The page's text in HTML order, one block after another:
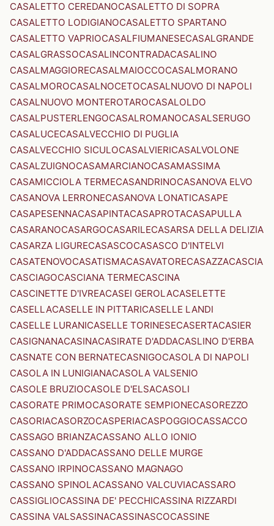
CASALETTO CEREDANOCASALETTO DI SOPRA
CASALETTO LODIGIANOCASALETTO SPARTANO
CASALETTO VAPRIOCASALFIUMANESECASALGRANDE
CASALGRASSOCASALINCONTRADACASALINO
CASALMAGGIORECASALMAIOCCOCASALMORANO
CASALMOROCASALNOCETOCASALNUOVO DI NAPOLI
CASALNUOVO MONTEROTAROCASALOLDO
CASALPUSTERLENGOCASALROMANOCASALSERUGO
CASALUCECASALVECCHIO DI PUGLIA
CASALVECCHIO SICULOCASALVIERICASALVOLONE
CASALZUIGNOCASAMARCIANOCASAMASSIMA
CASAMICCIOLA TERMECASANDRINOCASANOVA ELVO
CASANOVA LERRONECASANOVA LONATICASAPE
CASAPESENNACASAPINTACASAPROTACASAPULLA
CASARANOCASARGOCASARILECASARSA DELLA DELIZIA
CASARZA LIGURECASASCOCASASCO D'INTELVI
CASATENOVOCASATISMACASAVATORECASAZZACASCIA
CASCIAGOCASCIANA TERMECASCINA
CASCINETTE D'IVREACASEI GEROLACASELETTE
CASELLACASELLE IN PITTARICASELLE LANDI
CASELLE LURANICASELLE TORINESECASERTACASIER
CASIGNANACASINACASIRATE D'ADDACASLINO D'ERBA
CASNATE CON BERNATECASNIGOCASOLA DI NAPOLI
CASOLA IN LUNIGIANACASOLA VALSENIO
CASOLE BRUZIOCASOLE D'ELSACASOLI
CASORATE PRIMOCASORATE SEMPIONECASOREZZO
CASORIACASORZOCASPERIACASPOGGIOCASSACCO
CASSAGO BRIANZACASSANO ALLO IONIO
CASSANO D'ADDACASSANO DELLE MURGE
CASSANO IRPINOCASSANO MAGNAGO
CASSANO SPINOLACASSANO VALCUVIACASSARO
CASSIGLIOCASSINA DE' PECCHICASSINA RIZZARDI
CASSINA VALSASSINACASSINASCOCASSINE